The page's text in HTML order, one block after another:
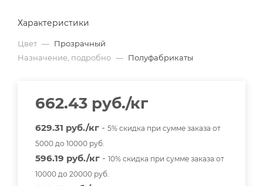
Характеристики
Цвет — Прозрачный
Назначение, подробно — Полуфабрикаты
662.43 руб./кг
629.31 руб./кг - 5% скидка при сумме заказа от
5000 до 10000 руб.
596.19 руб./кг - 10% скидка при сумме заказа от
10000 до 20000 руб.